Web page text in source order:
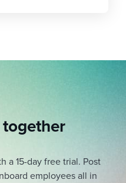
a 15-day free trial. Post
employees all in